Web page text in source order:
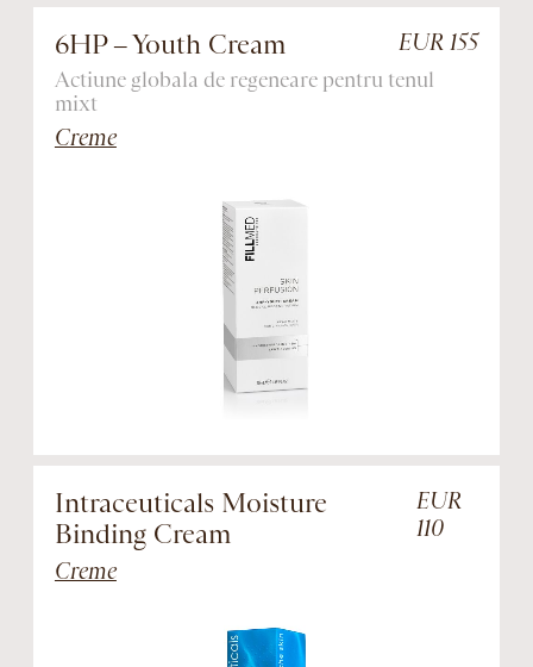
6HP – Youth Cream EUR 155
Actiune globala de regeneare pentru tenul
mixt
Creme
Intraceuticals Moisture
Binding Cream
EUR
110
Creme